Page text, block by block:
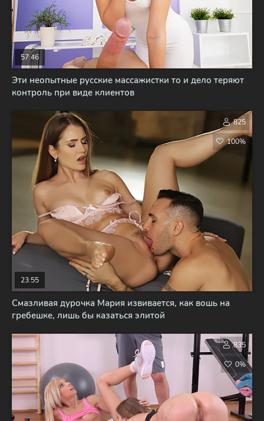
Эти неопытные русские массажистки то и дело теряют
контроль при виде клиентов
57:46
Смазливая дурочка Мария извивается, как вошь на
гребешке, лишь бы казаться элитой
23:55
825
100%
835
0%